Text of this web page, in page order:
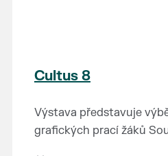
Cultus 8
Výstava představuje
grafických prací žáků